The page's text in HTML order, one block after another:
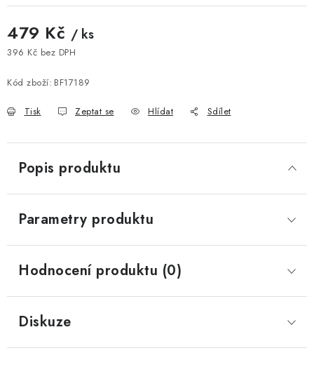
479 Kč / ks
396 Kč bez DPH
Kód zboží: BF17189
Tisk Zeptat se Hlídat Sdílet
Popis produktu
Parametry produktu
Hodnocení produktu (0)
Diskuze